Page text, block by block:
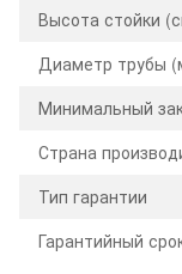
Высота стойки
Диаметр трубы
Минимальный
Страна
Тип гарантии
Гарантийный